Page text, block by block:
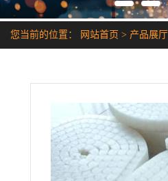
产品展厅
证书荣誉
您当前的位置： 网站首页 > 产品展厅